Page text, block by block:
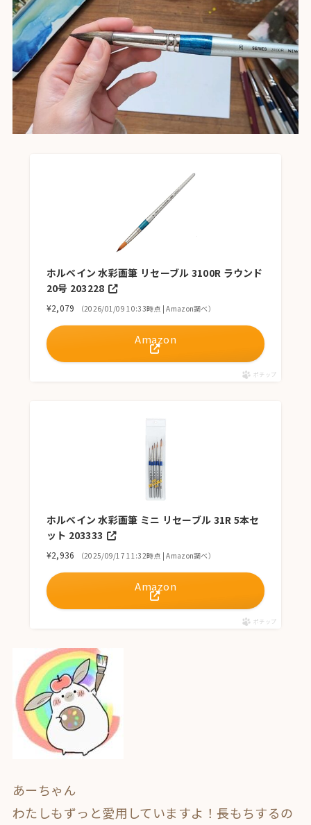
ホルベイン 水彩画筆 リセーブル 3100R ラウンド
20号 203228
¥2,079 （2026/01/09 10:33時点 | Amazon調べ）
Amazon
ポチップ
ホルベイン 水彩画筆 ミニ リセーブル 31R 5本セ
ット 203333
¥2,936 （2025/09/17 11:32時点 | Amazon調べ）
Amazon
ポチップ
あーちゃん
わたしもずっと愛用していますよ！長もちするの